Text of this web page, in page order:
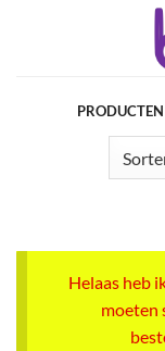
Helaas heb
moeten